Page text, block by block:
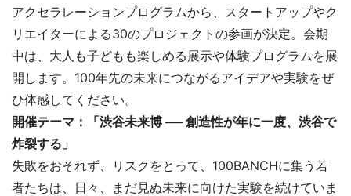
アクセラレーションプログラムから、スタートアップやク
リエイターによる30のプロジェクトの参画が決定。会期
中は、大人も子どもも楽しめる展示や体験プログラムを展
開します。100年先の未来につながるアイデアや実験をぜ
ひ体感してください。
開催テーマ：「渋谷未来博 ── 創造性が年に一度、渋谷で
炸裂する」
失敗をおそれず、リスクをとって、100BANCHに集う若
者たちは、日々、まだ見ぬ未来に向けた実験を続けていま